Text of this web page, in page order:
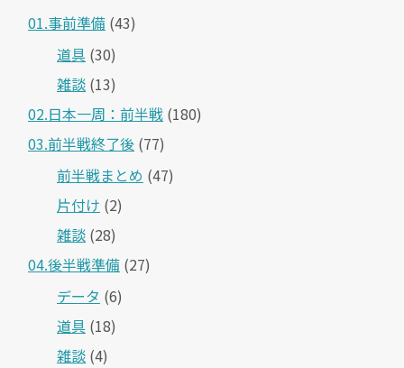
01.事前準備 (43)
道具 (30)
雑談 (13)
02.日本一周：前半戦 (180)
03.前半戦終了後 (77)
前半戦まとめ (47)
片付け (2)
雑談 (28)
04.後半戦準備 (27)
データ (6)
道具 (18)
雑談 (4)